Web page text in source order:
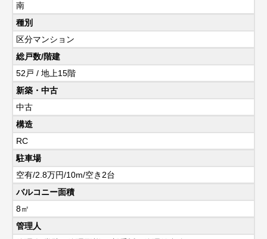
南
種別
区分マンション
総戸数/階建
52戸 / 地上15階
新築・中古
中古
構造
RC
駐車場
空有/2.8万円/10m/空き2台
バルコニー面積
8㎡
管理人